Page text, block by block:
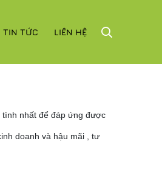
TIN TỨC LIÊN HỆ
tình nhất để đáp ứng được
doanh và hậu mãi , tư